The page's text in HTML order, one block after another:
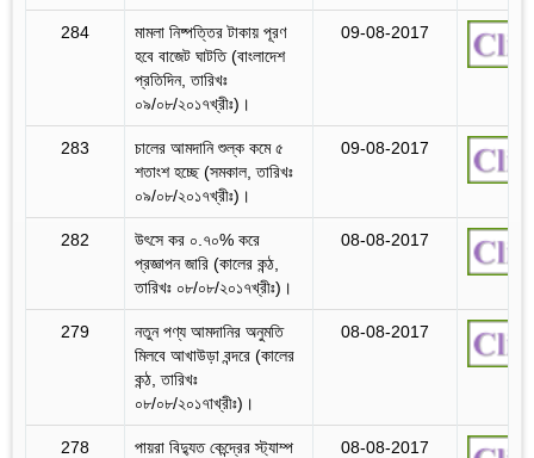
284
মামলা নিষ্পত্তির টাকায় পূরণ
হবে বাজেট ঘাটতি (বাংলাদেশ
প্রতিদিন, তারিখঃ
০৯/০৮/২০১৭খ্রীঃ)।
09-08-2017
283
চালের আমদানি শুল্ক কমে ৫
শতাংশ হচ্ছে (সমকাল, তারিখঃ
০৯/০৮/২০১৭খ্রীঃ)।
09-08-2017
282
উৎসে কর ০.৭০% করে
প্রজ্ঞাপন জারি (কালের কন্ঠ,
তারিখঃ ০৮/০৮/২০১৭খ্রীঃ)।
08-08-2017
279
নতুন পণ্য আমদানির অনুমতি
মিলবে আখাউড়া বন্দরে (কালের
কন্ঠ, তারিখঃ
০৮/০৮/২০১৭াখ্রীঃ)।
08-08-2017
278
পায়রা বিদ্যুত কেন্দ্রের স্ট্যাম্প
08-08-2017